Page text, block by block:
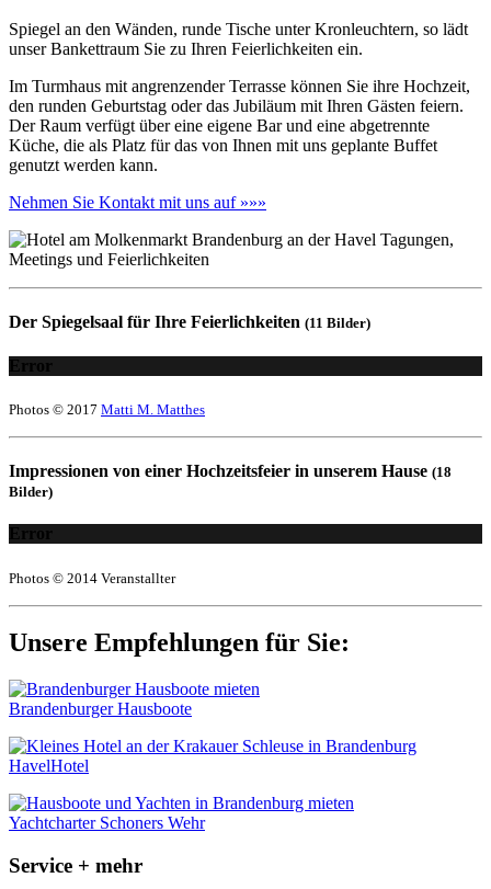
Spiegel an den Wänden, runde Tische unter Kronleuchtern, so lädt
unser Bankettraum Sie zu Ihren Feierlichkeiten ein.
Im Turmhaus mit angrenzender Terrasse können Sie ihre Hochzeit,
den runden Geburtstag oder das Jubiläum mit Ihren Gästen feiern.
Der Raum verfügt über eine eigene Bar und eine abgetrennte
Küche, die als Platz für das von Ihnen mit uns geplante Buffet
genutzt werden kann.
Nehmen Sie Kontakt mit uns auf »»»
Der Spiegelsaal für Ihre Feierlichkeiten (11 Bilder)
Error
Photos © 2017 Matti M. Matthes
Impressionen von einer Hochzeitsfeier in unserem Hause (18
Bilder)
Error
Photos © 2014 Veranstallter
Unsere Empfehlungen für Sie:
Brandenburger Hausboote
HavelHotel
Yachtcharter Schoners Wehr
Service + mehr